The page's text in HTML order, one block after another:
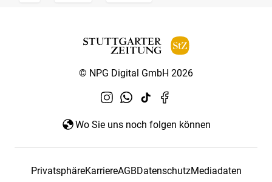
© NPG Digital GmbH 2026
Wo Sie uns noch folgen können
PrivatsphäreKarriereAGBDatenschutzMediadaten